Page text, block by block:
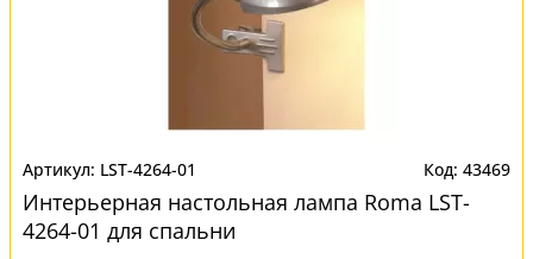
LST-4264-01 43469
Интерьерная настольная лампа Roma LST-
4264-01 для спальни